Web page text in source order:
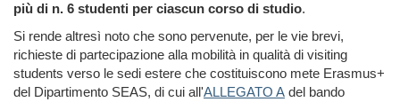
più di n. 6 studenti per ciascun corso di studio.
Si rende altresì noto che sono pervenute, per le vie brevi,
richieste di partecipazione alla mobilità in qualità di visiting
students verso le sedi estere che costituiscono mete Erasmus+
del Dipartimento SEAS, di cui all'ALLEGATO A del bando